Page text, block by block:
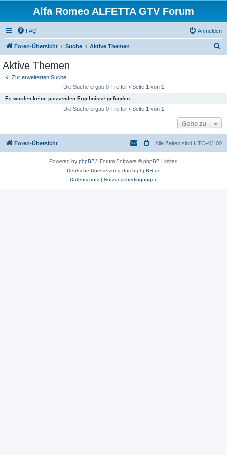
Alfa Romeo ALFETTA GTV Forum
FAQ Anmelden
Foren-Übersicht Suche Aktive Themen
Aktive Themen
Zur erweiterten Suche
Die Suche ergab 0 Treffer • Seite 1 von 1
Es wurden keine passenden Ergebnisse gefunden.
Die Suche ergab 0 Treffer • Seite 1 von 1
Gehe zu
Foren-Übersicht Alle Zeiten sind UTC+01:00
Powered by phpBB® Forum Software © phpBB Limited
Deutsche Übersetzung durch phpBB.de
Datenschutz| Nutzungsbedingungen